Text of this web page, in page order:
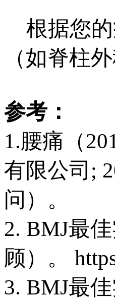
根据您的
（如脊柱
参考：
1.腰痛（
有限公司;
问）。
2. BMJ最
顾）。
3. BMJ最